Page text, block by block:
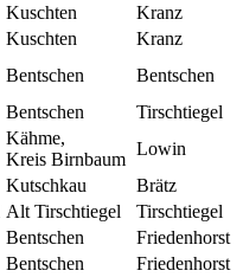
Kuschten
Kranz
Kuschten
Kranz
Bentschen
Bentschen
Bentschen
Tirschtiegel
Kähme,
Kreis Birnbaum
Lowin
Kutschkau
Brätz
Alt Tirschtiegel
Tirschtiegel
Bentschen
Friedenhorst
Bentschen
Friedenhorst